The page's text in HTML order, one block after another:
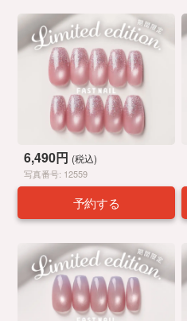
6,490円 (税込)
写真番号: 12559
予約する